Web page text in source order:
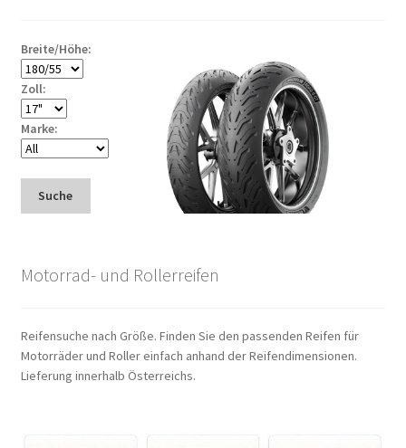
Breite/Höhe:
Zoll:
Marke:
Suche
Motorrad- und Rollerreifen
Reifensuche nach Größe. Finden Sie den passenden Reifen für
Motorräder und Roller einfach anhand der Reifendimensionen.
Lieferung innerhalb Österreichs.